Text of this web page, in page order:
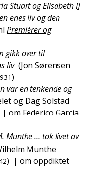
Stuart og Elisabeth I]
enes liv og den
Premièrer og
gikk over til
liv (Jon Sørensen
)
var en tenkende og
og Dag Solstad
| om Federico Garcia
Munthe … tok livet av
Munthe
) | om oppdiktet